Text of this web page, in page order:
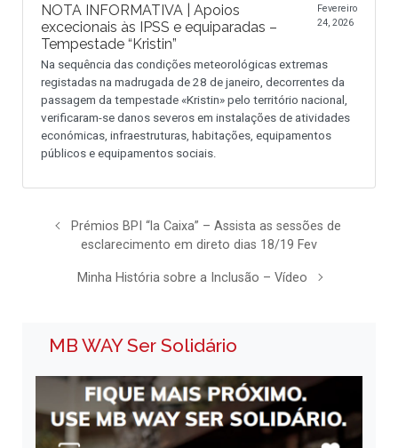
NOTA INFORMATIVA | Apoios
excecionais às IPSS e equiparadas –
Tempestade “Kristin”
Fevereiro
24, 2026
Na sequência das condições meteorológicas extremas
registadas na madrugada de 28 de janeiro, decorrentes da
passagem da tempestade «Kristin» pelo território nacional,
verificaram-se danos severos em instalações de atividades
económicas, infraestruturas, habitações, equipamentos
públicos e equipamentos sociais.
Prémios BPI “la Caixa” – Assista as sessões de
esclarecimento em direto dias 18/19 Fev
Minha História sobre a Inclusão – Vídeo
MB WAY Ser Solidário